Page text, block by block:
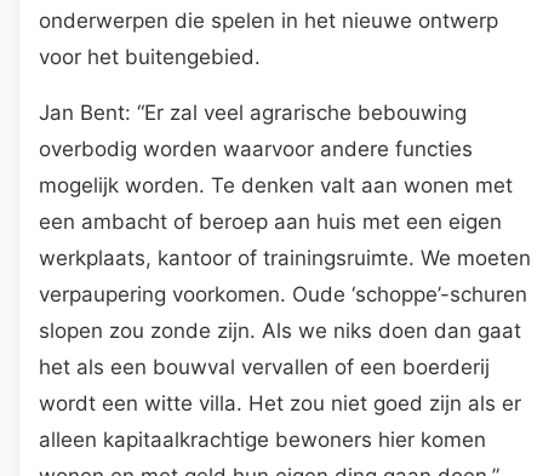
onderwerpen die spelen in het nieuwe ontwerp
voor het buitengebied.
Jan Bent: “Er zal veel agrarische bebouwing
overbodig worden waarvoor andere functies
mogelijk worden. Te denken valt aan wonen met
een ambacht of beroep aan huis met een eigen
werkplaats, kantoor of trainingsruimte. We moeten
verpaupering voorkomen. Oude ‘schoppe’-schuren
slopen zou zonde zijn. Als we niks doen dan gaat
het als een bouwval vervallen of een boerderij
wordt een witte villa. Het zou niet goed zijn als er
alleen kapitaalkrachtige bewoners hier komen